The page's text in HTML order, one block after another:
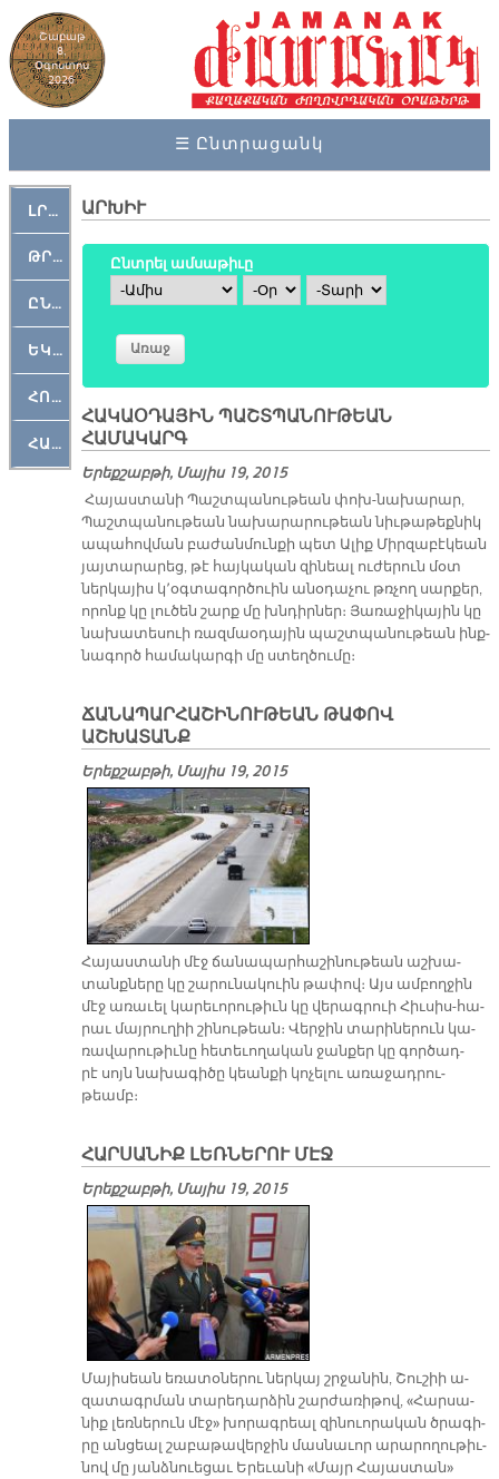
Շաբաթ
8,
Օգոստոս
2026
☰ Ընտրացանկ
ԼՐԱՀՈՍ
ԹՐՔԱՀԱՅ ԿԵԱՆՔ
ԸՆԿԵՐԱՄՇԱԿՈՒԹԱՅԻՆ
ԵԿԵՂԵՑԱԿԱՆ
ՀՈԳԵՄՏԱՒՈՐ
ՀԱՐԹԱԿ
ԱՐԽԻՒ
Ընտրել ամսաթիւը
Ամիս
Օր Տարի
ՀԱԿԱՕԴԱՅԻՆ ՊԱՇՏՊԱՆՈՒԹԵԱՆ
ՀԱՄԱԿԱՐԳ
Երեքշաբթի, Մայիս 19, 2015
Հա­յաս­տա­նի Պաշտ­պա­նու­թեան փոխ-նա­խա­րար,
Պաշտ­պա­նու­թեան նա­խա­րա­րու­թեան նիւ­թա­թեք­նիկ
ա­պա­հով­ման բա­ժան­մուն­քի պետ Ա­լիք Միր­զա­բէկեան
յայ­տա­րա­րեց, թէ հայ­կա­կան զի­նեալ ու­ժե­րուն մօտ
ներ­կա­յիս կ՚օգ­տա­գոր­ծուին ա­նօ­դա­չու թռչող սար­քեր,
ո­րոնք կը լուծ­են շարք մը խնդիր­ներ։ Յա­ռա­ջի­կա­յին կը
նա­խա­տե­սուի ռազ­մաօ­դա­յին պաշտ­պա­նու­թեան ինք­
նա­գործ հա­մա­կար­գի մը ստեղ­ծու­մը։
ՃԱՆԱՊԱՐՀԱՇԻՆՈՒԹԵԱՆ ԹԱՓՈՎ
ԱՇԽԱՏԱՆՔ
Երեքշաբթի, Մայիս 19, 2015
Հա­յաս­տա­նի մէջ ճա­նա­պար­հա­շի­նու­թեան աշ­խա­
տանք­նե­րը կը շա­րու­նա­կուին թա­փով։ Այս ամ­բող­ջին
մէջ ա­ռա­ւել կա­րե­ւո­րու­թիւն կը վե­րագ­րուի Հիւ­սիս-հա­
րաւ մայ­րու­ղիի շի­նու­թեան։ Վեր­ջին տա­րի­նե­րուն կա­
ռա­վա­րու­թիւ­նը հե­տե­ւո­ղա­կան ջան­քեր կը գոր­ծադ­
րէ սոյն նա­խա­գի­ծը կեան­քի կո­չե­լու ա­ռա­ջադ­րու­
թեամբ։
ՀԱՐՍԱՆԻՔ ԼԵՌՆԵՐՈՒ ՄԷՋ
Երեքշաբթի, Մայիս 19, 2015
Մա­յի­սեան ե­ռա­տօ­նե­րու ներ­կայ շրջա­նին, Շու­շիի ա­
զա­տագր­ման տա­րե­դար­ձին շար­ժա­ռի­թով, «Հար­սա­
նիք լեռ­նե­րուն մէջ» խո­րագ­րեալ զի­նուո­րա­կան ծրա­գի­
րը ան­ցեալ շա­բա­թա­վեր­ջին մաս­նա­ւոր ա­րա­րո­ղու­թիւ­
նով մը յանձ­նուե­ցաւ Ե­րե­ւա­նի «Մայր Հա­յաս­տան»